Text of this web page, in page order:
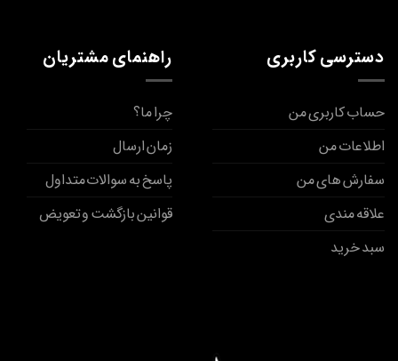
دسترسی کاربری
حساب کاربری من
اطلاعات من
سفارش های من
علاقه مندی
سبد خرید
راهنمای مشتریان
چرا ما؟
زمان ارسال
پاسخ به سوالات متداول
قوانین بازگشت و تعویض